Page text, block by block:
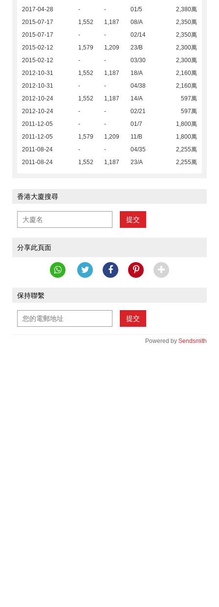
2017-04-28
- - 01/5
2,380萬
2015-07-17
1,552 1,187 08/A
2,350萬
2015-07-17
- - 02/14
2,350萬
2015-02-12
1,579 1,209 23/B
2,300萬
2015-02-12
- - 03/30
2,300萬
2012-10-31
1,552 1,187 18/A
2,160萬
2012-10-31
- - 04/38
2,160萬
2012-10-24
1,552 1,187 14/A
597萬
2012-10-24
- - 02/21
597萬
2011-12-05
- - 01/7
1,800萬
2011-12-05
1,579 1,209 11/B
1,800萬
2011-08-24
- - 04/35
2,255萬
2011-08-24
1,552 1,187 23/A 2,255萬
香港大廈搜尋
提交
分享此頁面
保持聯繫
提交
Powered by Sendsmith